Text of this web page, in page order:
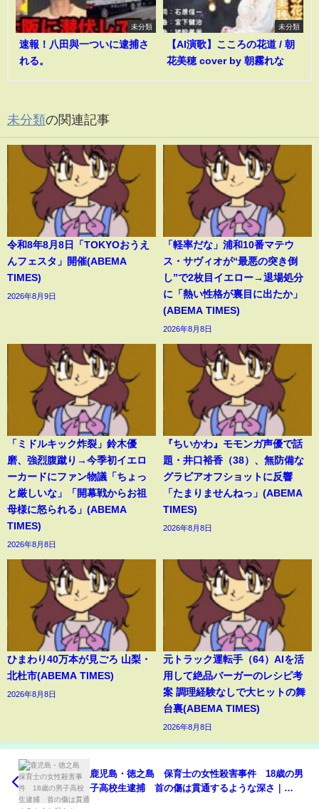
未分類
速報！八田與一ついに逮捕さ
れる。
未分類
【AI演歌】こころの花道 / 朝
花美穂 cover by 朝霧れな
未分類の関連記事
令和8年8月8日「TOKYOおうえ
んフェスタ」開催(ABEMA
TIMES)
2026年8月9日
「軽率だな」浦和10番マテウ
ス・サヴィオが“最悪の突き倒
し”で2枚目イエロー→退場処分
に「熱い性格が裏目に出たか」
(ABEMA TIMES)
2026年8月8日
「ミドルキック炸裂」鈴木優
磨、強烈腹蹴り→今季初イエロ
ーカードにファン物議「ちょっ
と厳しいな」「開幕戦からお祖
母様に怒られる」(ABEMA
TIMES)
2026年8月8日
『ちいかわ』モモンガ声優で話
題・井口裕香（38）、無防備な
グラビアオフショットに反響
「たまりませんねっ」(ABEMA
TIMES)
2026年8月8日
ひまわり40万本が見ごろ 山梨・
北杜市(ABEMA TIMES)
2026年8月8日
元トラック運転手（64）AIを活
用して絶品バーガーのレシピ考
案 調理経験なしで大ヒットの舞
台裏(ABEMA TIMES)
2026年8月8日
鹿児島・徳之島 保育士の女性殺害事件 18歳の男
子高校生逮捕 首の傷は貫通するような深さ｜